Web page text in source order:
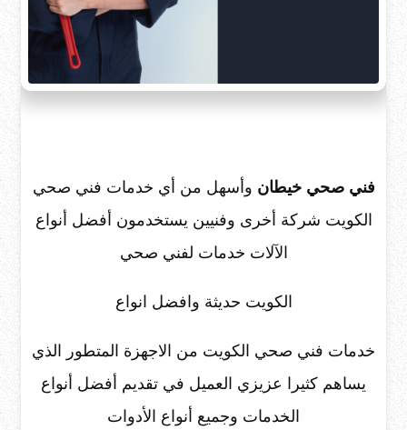
فني صحي خيطان وأسهل من أي خدمات فني صحي
الكويت شركة أخرى وفنيين يستخدمون أفضل أنواع
الآلات خدمات لفني صحي
الكويت حديثة وافضل انواع
خدمات فني صحي الكويت من الاجهزة المتطور الذي
يساهم كثيرا عزيزي العميل في تقديم أفضل أنواع
الخدمات وجميع أنواع الأدوات